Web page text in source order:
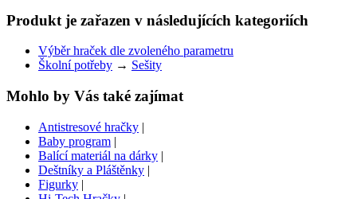
Produkt je zařazen v následujících kategoriích
Výběr hraček dle zvoleného parametru
Školní potřeby → Sešity
Mohlo by Vás také zajímat
Antistresové hračky |
Baby program |
Balící materiál na dárky |
Deštníky a Pláštěnky |
Figurky |